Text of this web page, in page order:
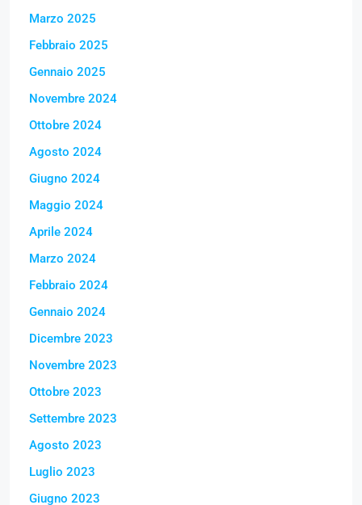
Marzo 2025
Febbraio 2025
Gennaio 2025
Novembre 2024
Ottobre 2024
Agosto 2024
Giugno 2024
Maggio 2024
Aprile 2024
Marzo 2024
Febbraio 2024
Gennaio 2024
Dicembre 2023
Novembre 2023
Ottobre 2023
Settembre 2023
Agosto 2023
Luglio 2023
Giugno 2023